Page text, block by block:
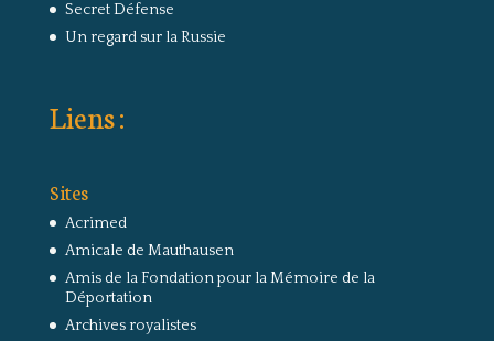
Secret Défense
Un regard sur la Russie
Liens :
Sites
Acrimed
Amicale de Mauthausen
Amis de la Fondation pour la Mémoire de la
Déportation
Archives royalistes